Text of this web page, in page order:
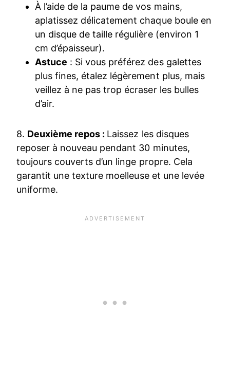
À l’aide de la paume de vos mains,
aplatissez délicatement chaque boule en
un disque de taille régulière (environ 1
cm d’épaisseur).
Astuce : Si vous préférez des galettes
plus fines, étalez légèrement plus, mais
veillez à ne pas trop écraser les bulles
d’air.
8. Deuxième repos : Laissez les disques
reposer à nouveau pendant 30 minutes,
toujours couverts d’un linge propre. Cela
garantit une texture moelleuse et une levée
uniforme.